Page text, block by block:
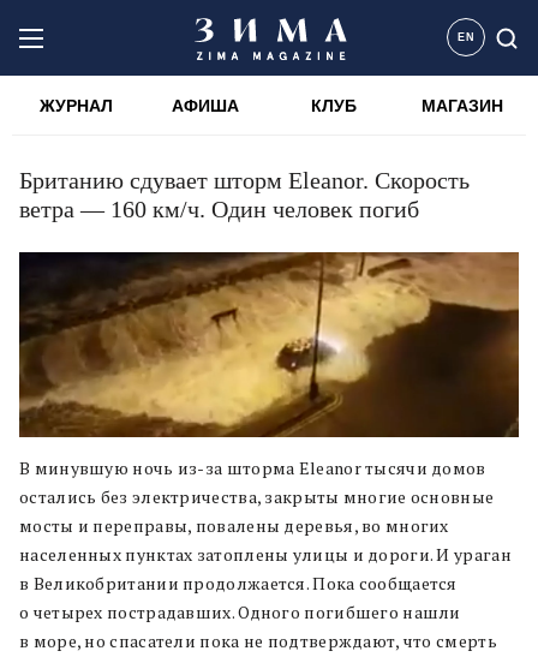
EN
ЖУРНАЛ АФИША КЛУБ МАГАЗИН
Британию сдувает шторм Eleanor. Скорость
ветра — 160 км/ч. Один человек погиб
В минувшую ночь из-за шторма Eleanor тысячи домов
остались без электричества, закрыты многие основные
мосты и переправы, повалены деревья, во многих
населенных пунктах затоплены улицы и дороги. И ураган
в Великобритании продолжается. Пока сообщается
о четырех пострадавших. Одного погибшего нашли
в море, но спасатели пока не подтверждают, что смерть